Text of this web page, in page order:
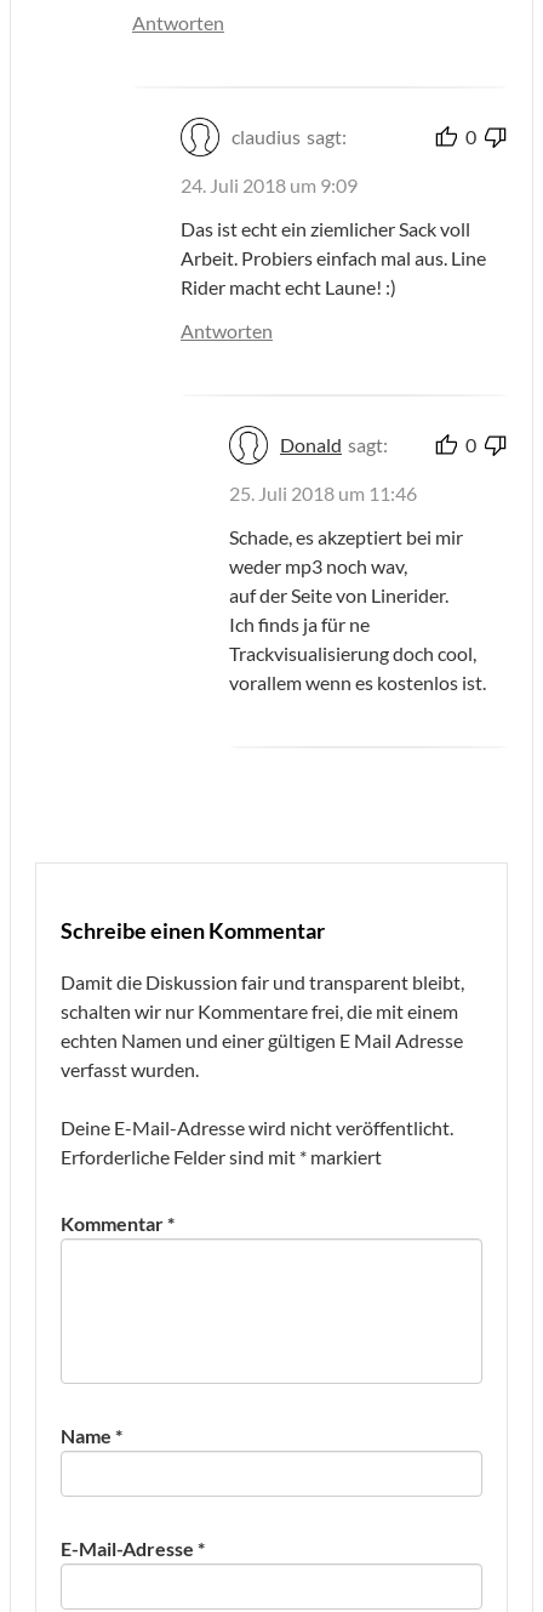
Antworten
claudius sagt: 0
24. Juli 2018 um 9:09
Das ist echt ein ziemlicher Sack voll
Arbeit. Probiers einfach mal aus. Line
Rider macht echt Laune! :)
Antworten
Donald sagt: 0
25. Juli 2018 um 11:46
Schade, es akzeptiert bei mir
weder mp3 noch wav,
auf der Seite von Linerider.
Ich finds ja für ne
Trackvisualisierung doch cool,
vorallem wenn es kostenlos ist.
Schreibe einen Kommentar
Damit die Diskussion fair und transparent bleibt,
schalten wir nur Kommentare frei, die mit einem
echten Namen und einer gültigen E Mail Adresse
verfasst wurden.
Deine E-Mail-Adresse wird nicht veröffentlicht.
Erforderliche Felder sind mit * markiert
Kommentar*
Name *
E-Mail-Adresse *